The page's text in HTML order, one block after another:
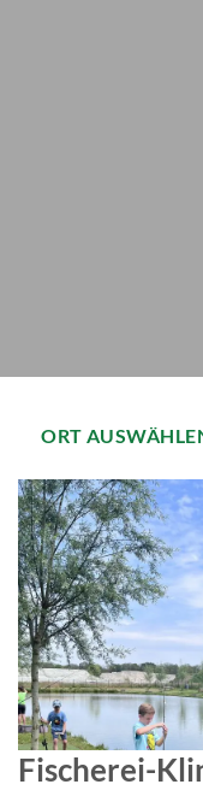
ORT
Fischerei-